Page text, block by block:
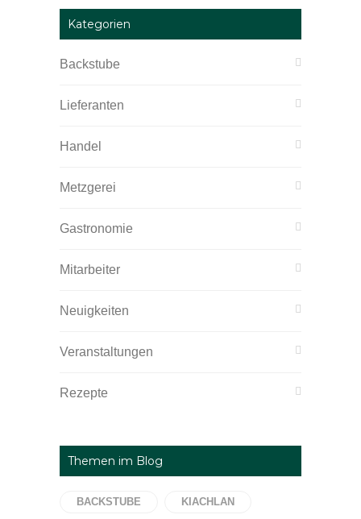
Kategorien
Backstube
Lieferanten
Handel
Metzgerei
Gastronomie
Mitarbeiter
Neuigkeiten
Veranstaltungen
Rezepte
Themen im Blog
BACKSTUBE KIACHLAN